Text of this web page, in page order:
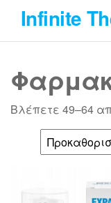
the
Infinite
Βλέπετε 49–64